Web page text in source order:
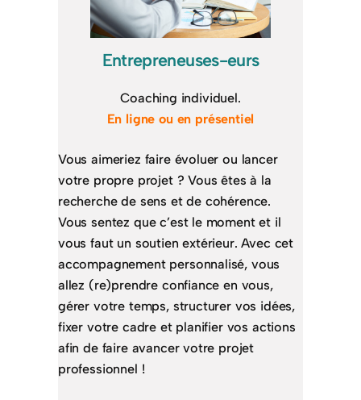
Entrepreneuses-eurs
Coaching individuel.
En ligne ou en présentiel
Vous aimeriez faire évoluer ou lancer
votre propre projet ? Vous êtes à la
recherche de sens et de cohérence.
Vous sentez que c’est le moment et il
vous faut un soutien extérieur. Avec cet
accompagnement personnalisé, vous
allez (re)prendre confiance en vous,
gérer votre temps, structurer vos idées,
fixer votre cadre et planifier vos actions
afin de faire avancer votre projet
professionnel !